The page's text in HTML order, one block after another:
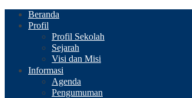
Beranda
Profil
Profil Sekolah
Sejarah
Visi dan Misi
Informasi
Agenda
Pengumuman